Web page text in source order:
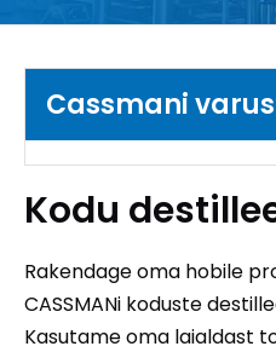
Cassmani
Kodu
Rakendage oma hobile
CASSMANi koduste
Kasutame oma laialdast